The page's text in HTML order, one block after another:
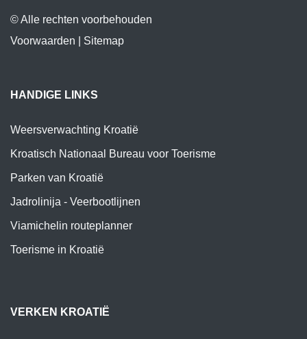
© Alle rechten voorbehouden
Voorwaarden
Sitemap
HANDIGE LINKS
Weersverwachting Kroatië
Kroatisch Nationaal Bureau voor Toerisme
Parken van Kroatië
Jadrolinija - Veerbootlijnen
Viamichelin routeplanner
Toerisme in Kroatië
VERKEN KROATIË